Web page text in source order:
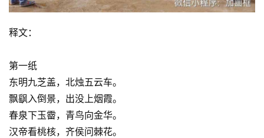
释文：
第一纸
东明九芝盖，北烛五云车。
飘飖入倒景，出没上烟霞。
春泉下玉霤，青鸟向金华。
汉帝看桃核，齐侯问棘花。